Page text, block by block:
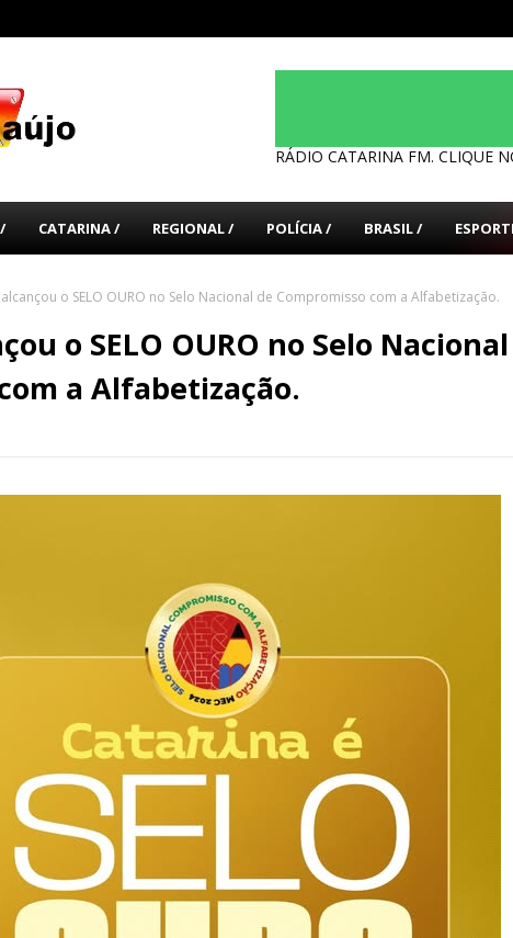
RÁDIO CATARINA FM. CLIQUE
CATARINA / REGIONAL / POLÍCIA / BRASIL /
o SELO OURO no Selo Nacional de Compromisso com a Alfabetização.
o SELO OURO no Selo
a Alfabetização.